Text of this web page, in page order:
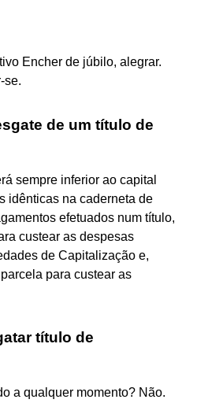
Encher de júbilo, alegrar.
se.
de um título de
sempre inferior ao capital
idênticas na caderneta de
efetuados num título,
custear as despesas
de Capitalização e,
para custear as
título de
a qualquer momento? Não.